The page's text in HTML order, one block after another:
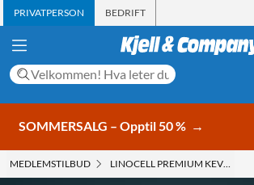
PRIVATPERSON BEDRIFT
SOMMERSALG – Opptil 50 % →
MEDLEMS­TILBUD LINOCELL PREMIUM KEVLAR